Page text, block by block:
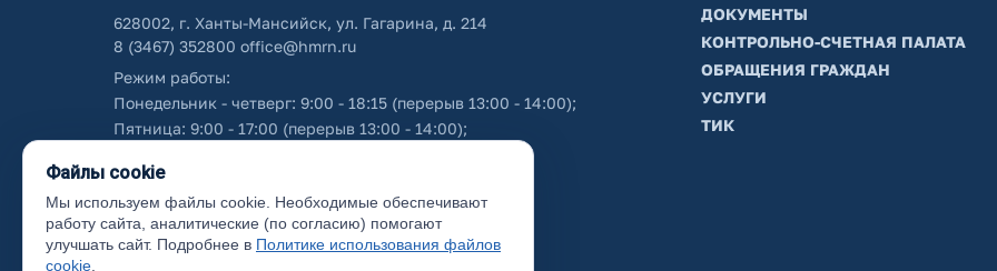
628002, г. Ханты-Мансийск, ул. Гагарина, д. 214
8 (3467) 352800 office@hmrn.ru
Режим работы:
Понедельник - четверг: 9:00 - 18:15 (перерыв 13:00 - 14:00);
Пятница: 9:00 - 17:00 (перерыв 13:00 - 14:00);
Об использовании персональных данных
ДОКУМЕНТЫ
КОНТРОЛЬНО-СЧЕТНАЯ ПАЛАТА
ОБРАЩЕНИЯ ГРАЖДАН
УСЛУГИ
ТИК
Файлы cookie
Мы используем файлы cookie. Необходимые обеспечивают
работу сайта, аналитические (по согласию) помогают
улучшать сайт. Подробнее в Политике использования файлов
cookie